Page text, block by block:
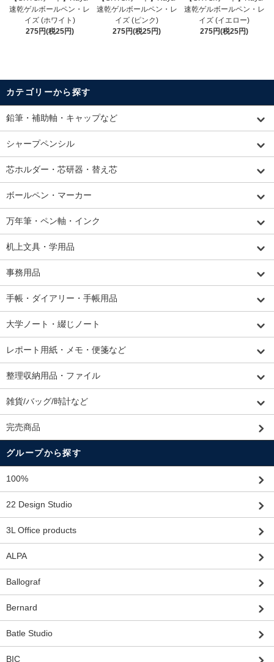
速乾ゲルボールペン・レ
イズ (ホワイト)
275円(税25円)
速乾ゲルボールペン・レ
イズ (ピンク)
275円(税25円)
速乾ゲルボールペン・レ
イズ (イエロー)
275円(税25円)
カテゴリーから探す
鉛筆・補助軸・キャップなど
シャープペンシル
芯ホルダー・芯研器・替え芯
ボールペン・マーカー
万年筆・ペン軸・インク
机上文具・学用品
事務用品
手帳・ダイアリー・手帳用品
大学ノート・綴じノート
レポート用紙・メモ・便箋など
整理収納用品・ファイル
雑貨/バッグ/時計など
完売商品
グループから探す
100%
22 Design Studio
3L Office products
ALPA
Ballograf
Bernard
Batle Studio
BIC